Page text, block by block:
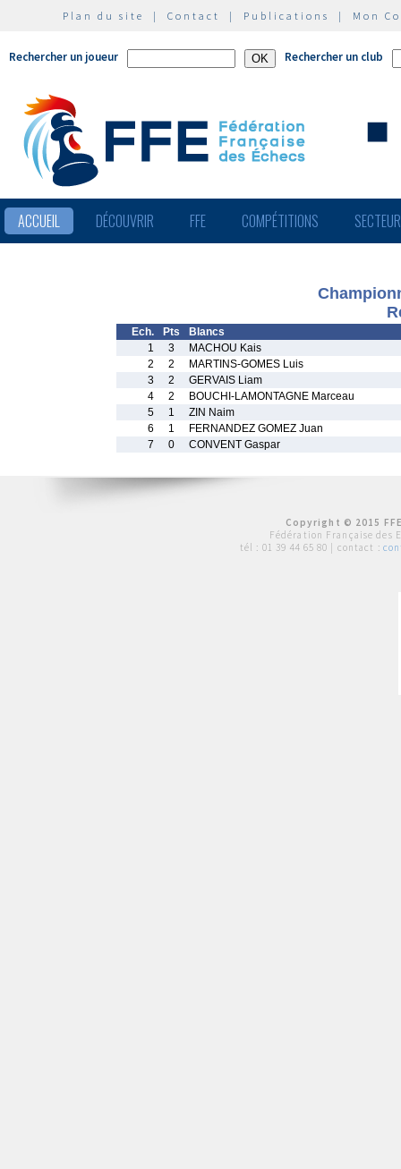
Plan du site | Contact | Publications | Mon
Rechercher un joueur Rechercher un club
ACCUEIL DÉCOUVRIR FFE COMPÉTITIONS
Ech. Pts
Blancs
1
3
MACHOU Kais
2
2
MARTINS-GOMES Luis
3
2
GERVAIS Liam
4
2
BOUCHI-LAMONTAGNE Marceau
5
1
ZIN Naim
6
1
FERNANDEZ GOMEZ Juan
7
0 CONVENT Gaspar
Copyright © 2015
Fédération Française des
tél : 01 39 44 65 80 | contact :